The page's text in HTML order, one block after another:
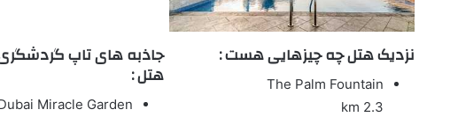
نزدیک هتل چه چیزهایی هست :
The Palm Fountain
2.3 km
جاذبه های تاپ
هتل :
Miracle Garden